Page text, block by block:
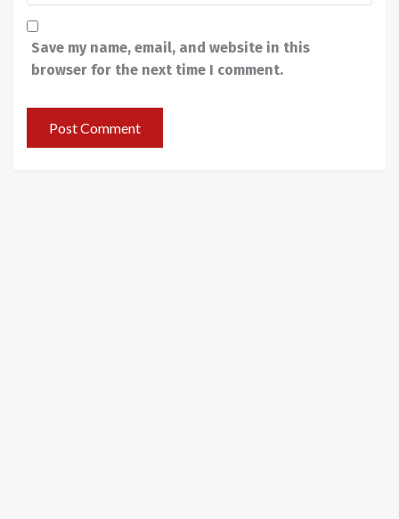
Save my name, email, and website in this
browser for the next time I comment.